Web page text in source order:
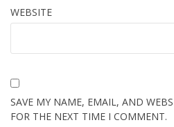
WEBSITE
SAVE MY NAME, EMAIL, AND
FOR THE NEXT TIME I COMMENT.